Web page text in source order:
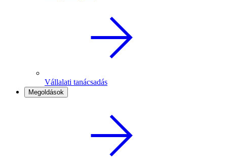
Vállalati tanácsadás
Megoldások